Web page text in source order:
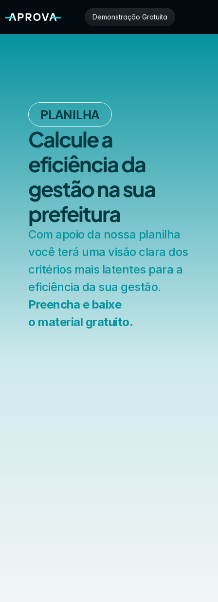
Demonstração Gratuita
Calcule a
eficiência da
gestão na sua
prefeitura
Com apoio da nossa planilha
você terá uma visão clara dos
critérios mais latentes para a
eficiência da sua gestão.
Preencha e baixe
o material gratuito.
PLANILHA